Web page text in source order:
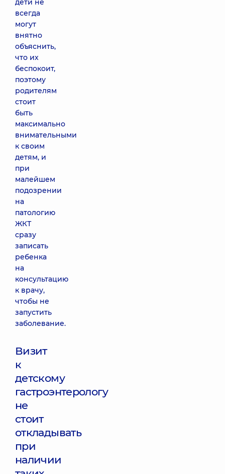
дети не
всегда
могут
внятно
объяснить,
что их
беспокоит,
поэтому
родителям
стоит
быть
максимально
внимательными
к своим
детям, и
при
малейшем
подозрении
на
патологию
ЖКТ
сразу
записать
ребенка
на
консультацию
к врачу,
чтобы не
запустить
заболевание.
Визит
к
детскому
гастроэнтерологу
не
стоит
откладывать
при
наличии